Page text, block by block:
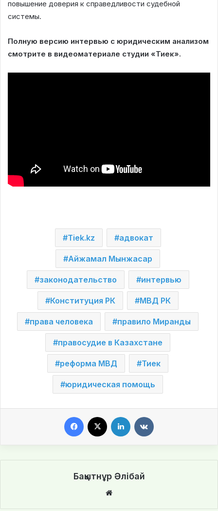
повышение доверия к справедливости судебной
системы.
Полную версию интервью с юридическим анализом
смотрите в видеоматериале студии «Тиек».
Tiek.kz адвокат
Айжамал Мынжасар
законодательство интервью
Конституция РК МВД РК
права человека правило Миранды
правосудие в Казахстане
реформа МВД Тиек
юридическая помощь
Бақытнұр Әлібай